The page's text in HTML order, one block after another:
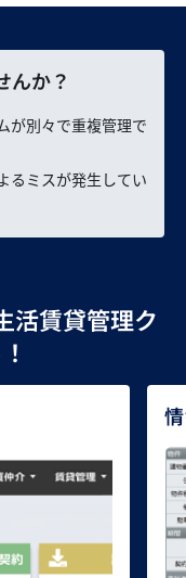
んか？
が別々で重複管理で
るミスが発生してい
活賃貸管理ク